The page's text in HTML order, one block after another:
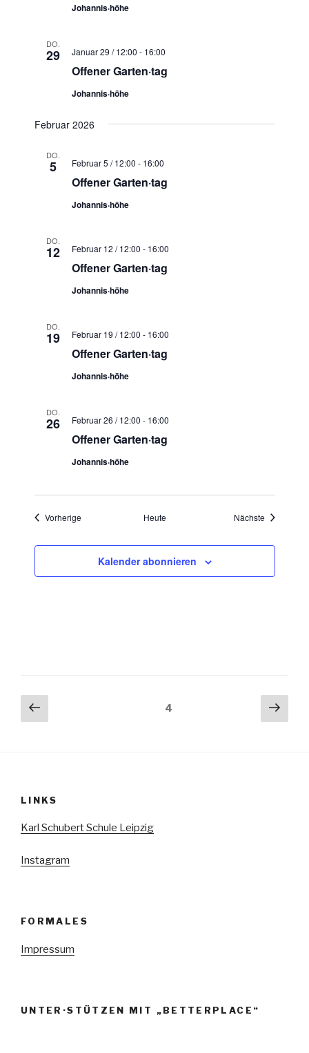
Johannis·höhe
DO.
29
Offener Garten·tag
Januar 29 / 12:00 - 16:00
Johannis·höhe
Februar 2026
DO.
5
Offener Garten·tag
Februar 5 / 12:00 - 16:00
Johannis·höhe
DO.
12
Offener Garten·tag
Februar 12 / 12:00 - 16:00
Johannis·höhe
DO.
19
Offener Garten·tag
Februar 19 / 12:00 - 16:00
Johannis·höhe
DO.
26
Offener Garten·tag
Februar 26 / 12:00 - 16:00
Johannis·höhe
VorherigeVeranstaltungen Heute Nächste
Kalender abonnieren
Seitennummerierung
der
Vorherige
Seite
4
LINKS
Karl Schubert Schule Leipzig
Instagram
FORMALES
Impressum
UNTER·STÜTZEN MIT „BETTERPLACE“